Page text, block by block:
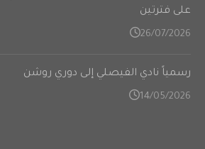
على فترتين
26/07/2026
رسمياً نادي الفيصلي إلى دوري روشن
14/05/2026